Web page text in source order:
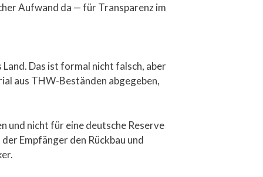
Aufwand da — für Transparenz im
Das ist formal nicht falsch, aber
aus THW-Beständen abgegeben,
und nicht für eine deutsche Reserve
Empfänger den Rückbau und